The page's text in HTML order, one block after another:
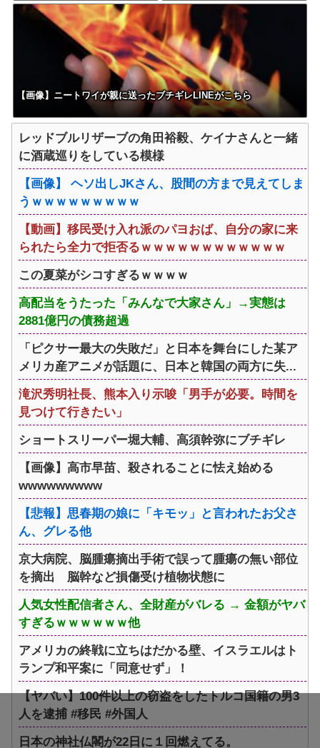
と話題にw w w w w w w w w w
【画像】ニートワイが親に送ったブチギレLINEがこちら
レッドブルリザーブの角田裕毅、ケイナさんと一緒
に酒蔵巡りをしている模様
【画像】 ヘソ出しJKさん、股間の方まで見えてしま
うｗｗｗｗｗｗｗｗｗ
【動画】移民受け入れ派のパヨおば、自分の家に来
られたら全力で拒否るｗｗｗｗｗｗｗｗｗｗｗｗ
この夏菜がシコすぎるｗｗｗｗ
高配当をうたった「みんなで大家さん」→実態は
2881億円の債務超過
「ピクサー最大の失敗だ」と日本を舞台にした某ア
メリカ産アニメが話題に、日本と韓国の両方に失...
滝沢秀明社長、熊本入り示唆「男手が必要。時間を
見つけて行きたい」
ショートスリーパー堀大輔、高須幹弥にブチギレ
【画像】高市早苗、殺されることに怯え始める
wwwwwwwww
【悲報】思春期の娘に「キモッ」と言われたお父さ
ん、グレる他
京大病院、脳腫瘍摘出手術で誤って腫瘍の無い部位
を摘出 脳幹など損傷受け植物状態に
人気女性配信者さん、全財産がバレる → 金額がヤバ
すぎるｗｗｗｗｗｗ他
アメリカの終戦に立ちはだかる壁、イスラエルはト
ランプ和平案に「同意せず」！
【ヤバい】100件以上の窃盗をしたトルコ国籍の男3
人を逮捕 #移民 #外国人
日本の神社仏閣が22日に１回燃えてる。